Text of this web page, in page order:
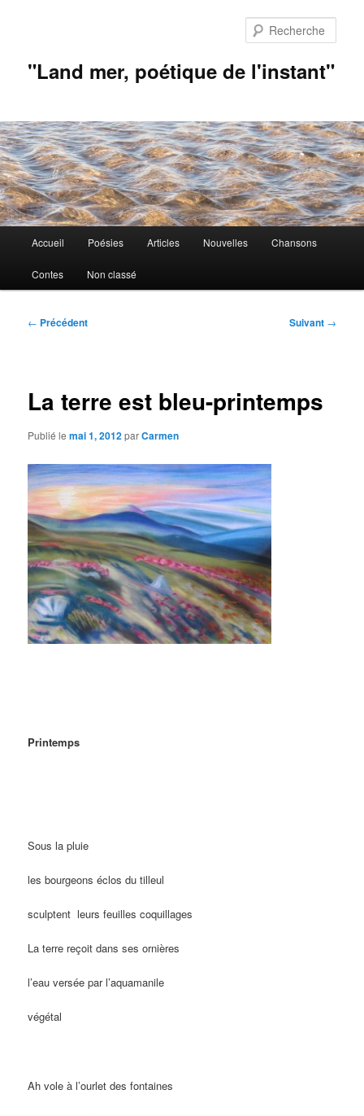
"Land mer, poétique de l'instant"
principal
Accueil Poésies Articles Nouvelles Chansons
Contes Non classé
Navigation
← Précédent Suivant →
La terre est bleu-printemps
Publié lemai 1, 2012parCarmen
Printemps
Sous la pluie
les bourgeons éclos du tilleul
sculptent leurs feuilles coquillages
La terre reçoit dans ses ornières
l’eau versée par l’aquamanile
végétal
Ah vole à l’ourlet des fontaines